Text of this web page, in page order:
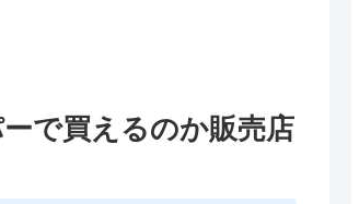
で買えるのか販売店